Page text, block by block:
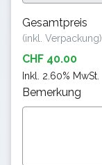
Gesamtpreis
(inkl. Verpackung)
CHF 40.00
Inkl. 2.60% MwSt.
Bemerkung